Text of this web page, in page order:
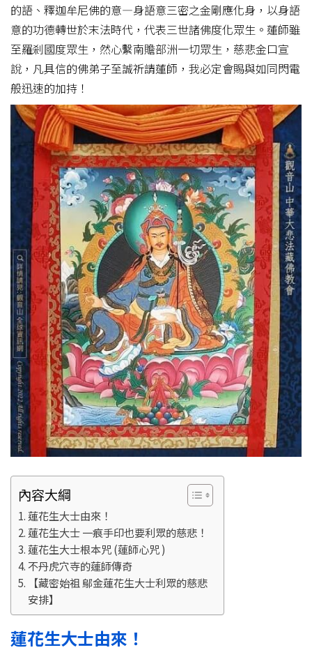
的語、釋迦牟尼佛的意—身語意三密之金剛應化身，以身語
意的功德轉世於末法時代，代表三世諸佛度化眾生。蓮師雖
至羅剎國度眾生，然心繫南贍部洲一切眾生，慈悲金口宣
說，凡具信的佛弟子至誠祈請蓮師，我必定會賜與如同閃電
般迅速的加持！
內容大綱
蓮花生大士由來！
蓮花生大士 一痕手印也要利眾的慈悲！
蓮花生大士根本咒 (蓮師心咒 )
不丹虎穴寺的蓮師傳奇
【藏密始祖 鄔金蓮花生大士利眾的慈悲
安排】
蓮花生大士由來！